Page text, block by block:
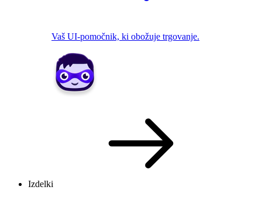
Vaš UI-pomočnik, ki obožuje trgovanje.
Izdelki